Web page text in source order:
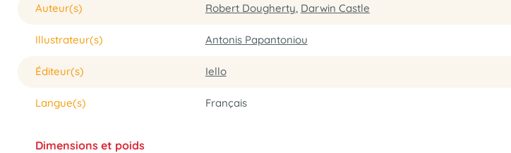
Auteur(s) Robert Dougherty, Darwin Castle
Illustrateur(s) Antonis Papantoniou
Éditeur(s) Iello
Langue(s) Français
Dimensions et poids